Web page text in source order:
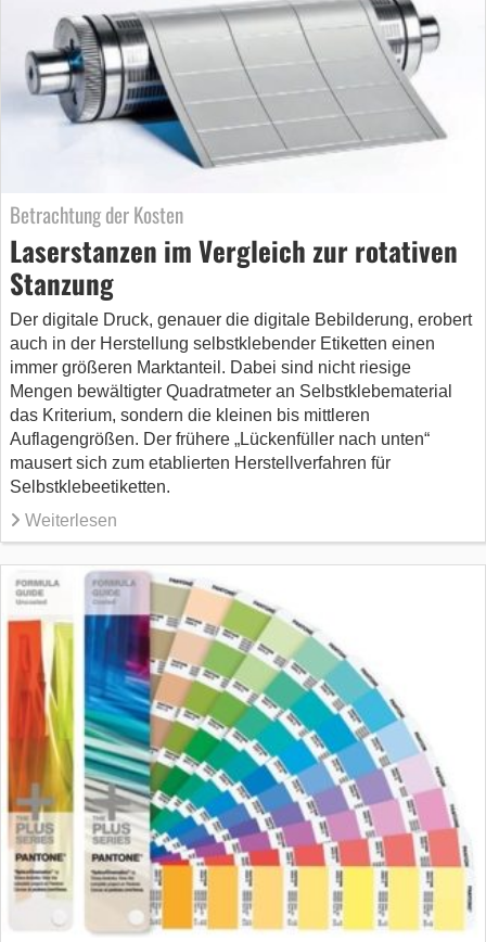
Betrachtung der Kosten
Laserstanzen im Vergleich zur rotativen
Stanzung
Der digitale Druck, genauer die digitale Bebilderung, erobert
auch in der Herstellung selbstklebender Etiketten einen
immer größeren Marktanteil. Dabei sind nicht riesige
Mengen bewältigter Quadratmeter an Selbstklebematerial
das Kriterium, sondern die kleinen bis mittleren
Auflagengrößen. Der frühere „Lückenfüller nach unten“
mausert sich zum etablierten Herstellverfahren für
Selbstklebeetiketten.
Weiterlesen